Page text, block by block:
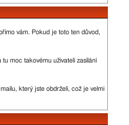
vám. Pokud je toto ten důvod,
moc takovému uživateli zasílání
který jste obdrželi, což je velmi